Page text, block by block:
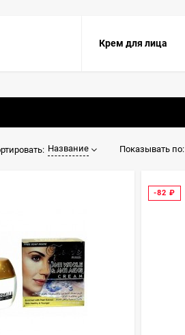
Крем для лица
Название Показывать по:
-82₽